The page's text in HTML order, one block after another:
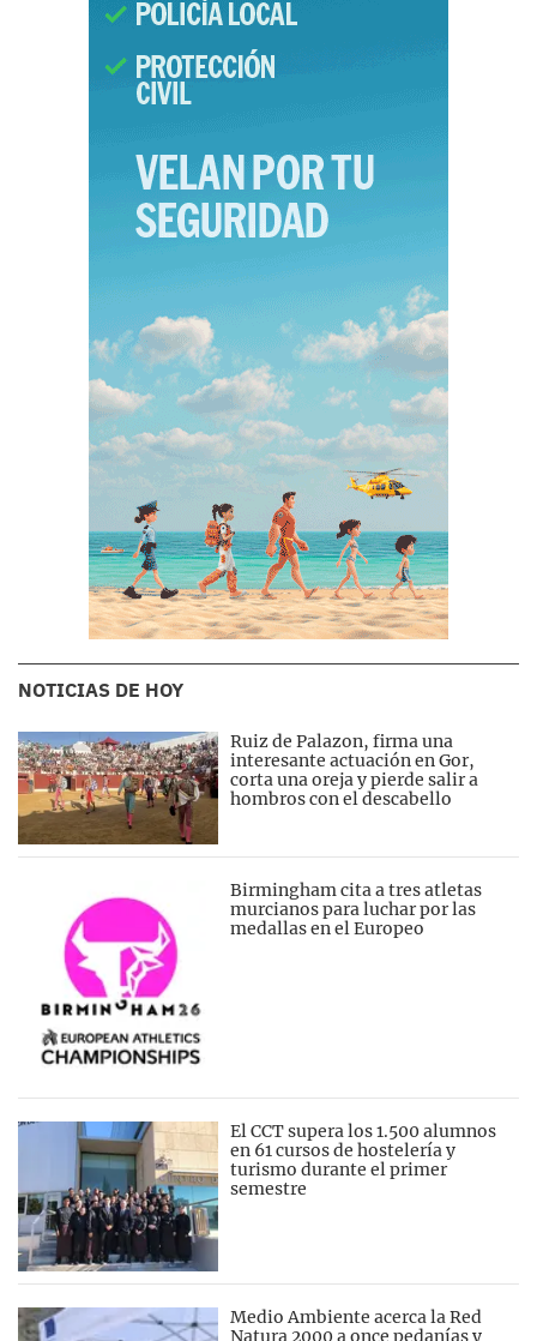
NOTICIAS DE HOY
Ruiz de Palazon, firma una
interesante actuación en Gor,
corta una oreja y pierde salir a
hombros con el descabello
Birmingham cita a tres atletas
murcianos para luchar por las
medallas en el Europeo
El CCT supera los 1.500 alumnos
en 61 cursos de hostelería y
turismo durante el primer
semestre
Medio Ambiente acerca la Red
Natura 2000 a once pedanías y